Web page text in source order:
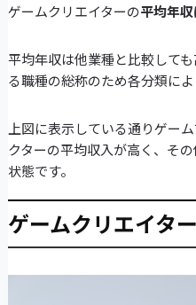
ゲームクリエイターの平均年
平均年収は他業種と比較して
る職種の総称のため各分類に
上図に表示している通りゲー
クターの平均収入が高く、そ
状態です。
ゲームクリエイタ